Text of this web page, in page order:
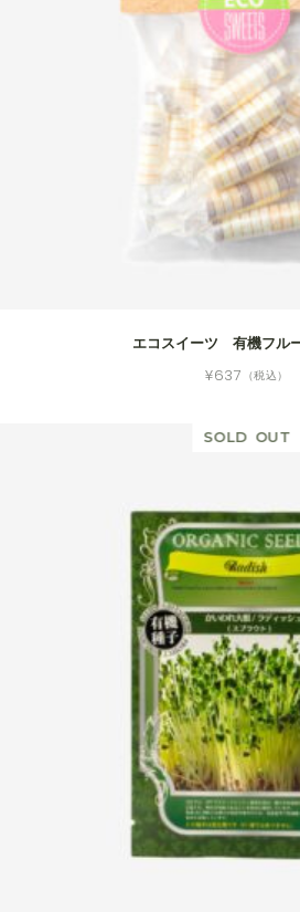
エコスイーツ 有機フル
¥637 （税込）
SOLD OUT